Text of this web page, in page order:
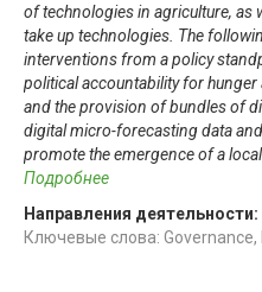
of technologies in agriculture, as
take up technologies. The
interventions from a policy
political accountability for
and the provision of bundles of
digital micro-forecasting data
promote the emergence of a
Подробнее
Направления деятельности:
Ключевые слова: Governance,